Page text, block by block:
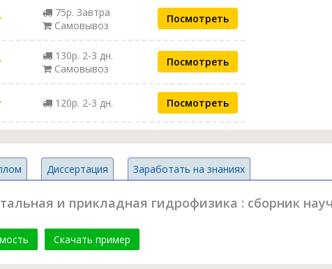
75р. Завтра
Самовывоз
Посмотреть
130р. 2-3 дн.
Самовывоз
Посмотреть
120р. 2-3 дн. Посмотреть
Диссертация Заработать на знаниях
и прикладная гидрофизика : сборник
Скачать пример